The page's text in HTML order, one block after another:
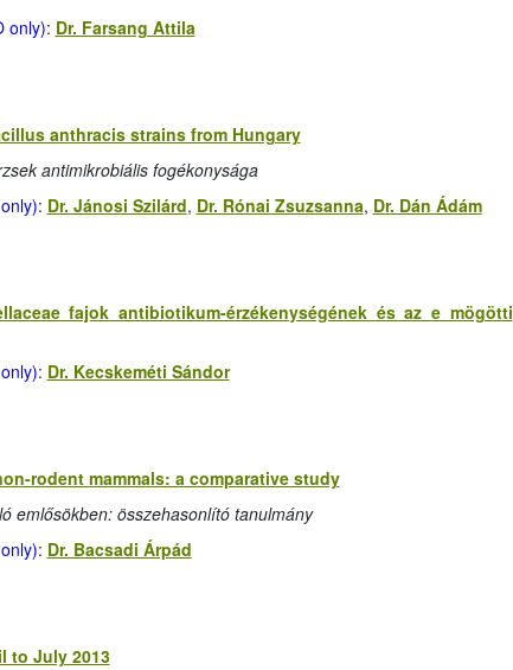
only): Dr. Farsang Attila
anthracis strains from Hungary
antimikrobiális fogékonysága
: Dr. Jánosi Szilárd, Dr. Rónai Zsuzsanna, Dr. Dán Ádám
fajok antibiotikum-érzékenységének és az e mögötti
: Dr. Kecskeméti Sándor
rodent mammals: a comparative study
emlősökben: összehasonlító tanulmány
: Dr. Bacsadi Árpád
to July 2013